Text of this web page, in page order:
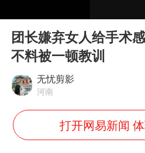
“空调24
“不建议
公司“上
Play
团长嫌弃女人给手术
不料被一顿教训
无忧剪影
河南
打开网易新闻